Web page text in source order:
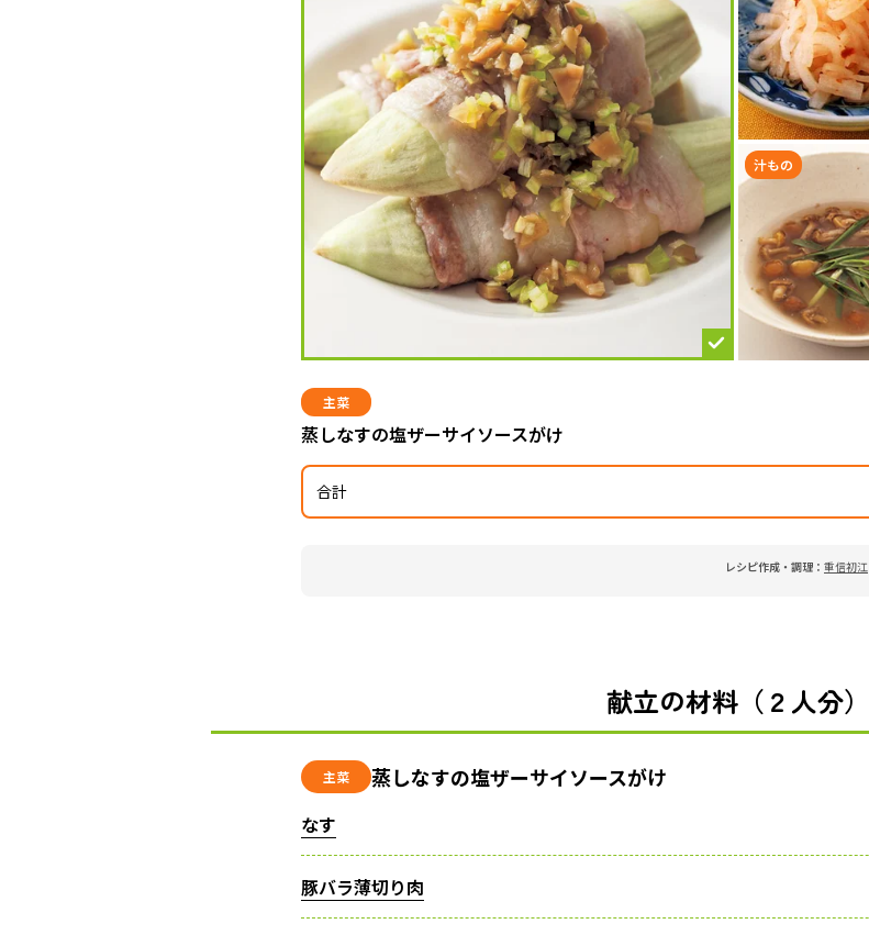
汁もの
主菜
蒸しなすの塩ザーサイソースがけ
合計
レシピ作成・調理： 重信初江
献立の材料（２人分）
主菜 蒸しなすの塩ザーサイソースがけ
なす
豚バラ薄切り肉